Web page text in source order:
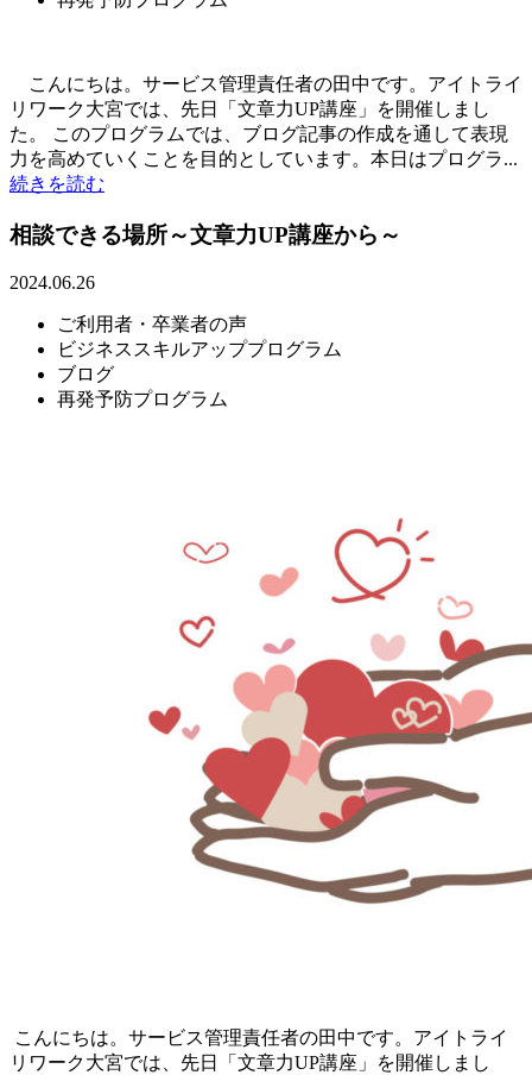
こんにちは。サービス管理責任者の田中です。アイトライ
リワーク大宮では、先日「文章力UP講座」を開催しまし
た。 このプログラムでは、ブログ記事の作成を通して表現
力を高めていくことを目的としています。本日はプログラ...
続きを読む
相談できる場所～文章力UP講座から～
2024.06.26
ご利用者・卒業者の声
ビジネススキルアッププログラム
ブログ
再発予防プログラム
こんにちは。サービス管理責任者の田中です。アイトライ
リワーク大宮では、先日「文章力UP講座」を開催しまし